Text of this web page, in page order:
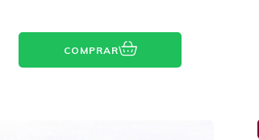
COMPRAR